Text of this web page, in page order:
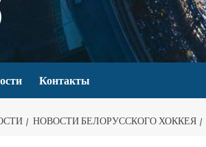
Контакты
НОВОСТИ БЕЛОРУССКОГО ХОККЕЯ